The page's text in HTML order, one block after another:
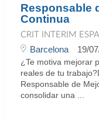
Responsable
Continua
CRIT INTERIM
Barcelona 19/
¿Te motiva mejorar
reales de tu
Responsable de
consolidar una ...